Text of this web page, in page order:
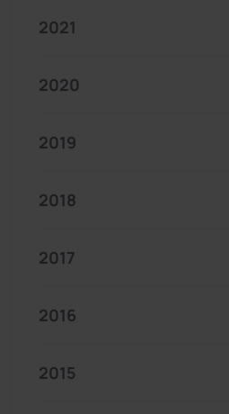
2021
2020
2019
2018
2017
2016
2015